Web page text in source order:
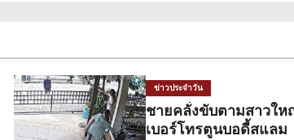
ข่าวประจำวัน
ชายคลั่งขับตามสาวให
เบอร์โทรตูนบอดี้สแลม